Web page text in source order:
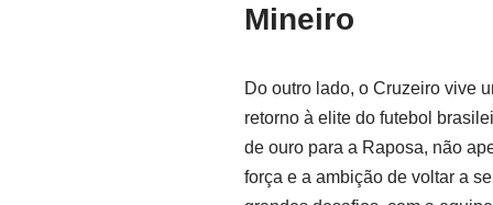
Mineiro
Do outro lado, o Cruzeiro vive
retorno à elite do futebol
de ouro para a Raposa, não
força e a ambição de voltar a